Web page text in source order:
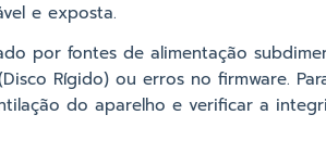
e exposta.
por fontes de alimentação
Rígido) ou erros no firmware.
do aparelho e verificar a